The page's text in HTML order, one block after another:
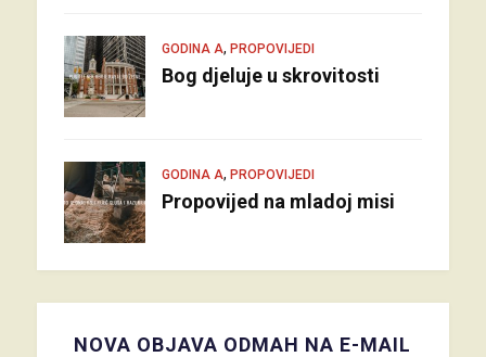
GODINA A, PROPOVIJEDI
Bog djeluje u skrovitosti
GODINA A, PROPOVIJEDI
Propovijed na mladoj misi
NOVA OBJAVA ODMAH NA E-MAIL